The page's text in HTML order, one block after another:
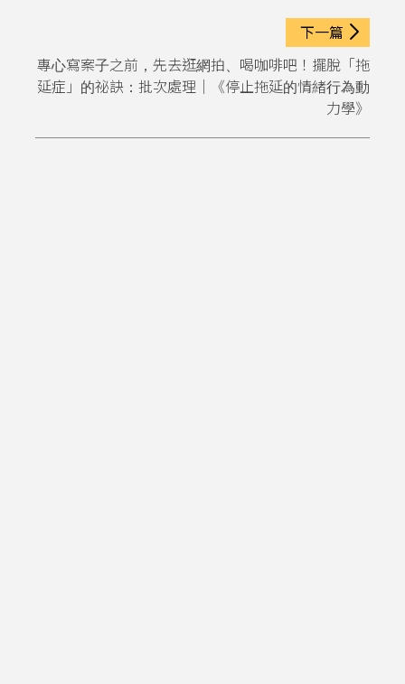
下一篇
專心寫案子之前，先去逛網拍、喝咖啡吧！擺脫「拖
延症」的祕訣：批次處理｜《停止拖延的情緒行為動
力學》